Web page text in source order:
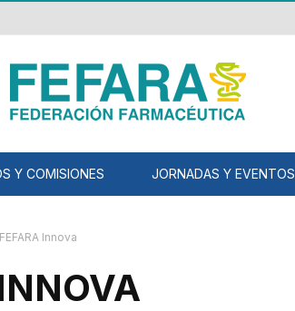
Y COMISIONES JORNADAS Y EVENTOS
Innova